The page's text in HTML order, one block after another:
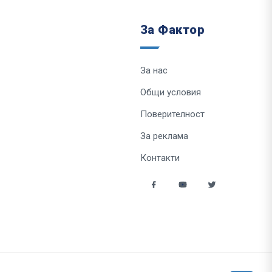
За Фактор
За нас
Общи условия
Поверителност
За реклама
Контакти